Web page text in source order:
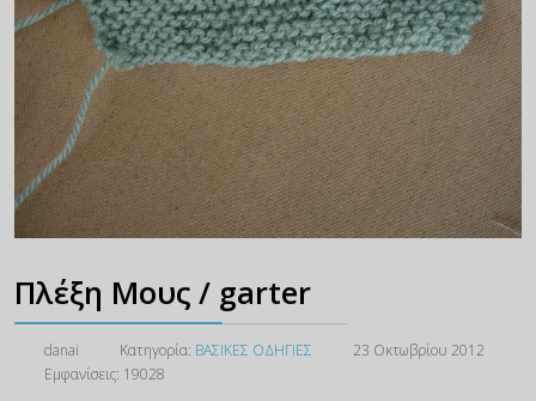
Πλέξη Μους / garter
danai Κατηγορία: ΒΑΣΙΚΕΣ ΟΔΗΓΙΕΣ
23 Οκτωβρίου 2012
Εμφανίσεις: 19028